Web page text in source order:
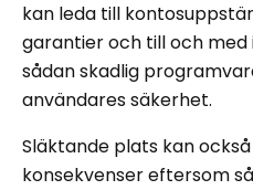
kan leda till
garantier och till och
sådan skadlig
användares säkerhet.
Släktande plats kan
konsekvenser eftersom